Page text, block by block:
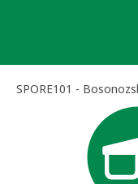
SPORE101 -